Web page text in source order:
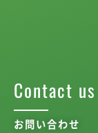
Contact us
お問い合わせ